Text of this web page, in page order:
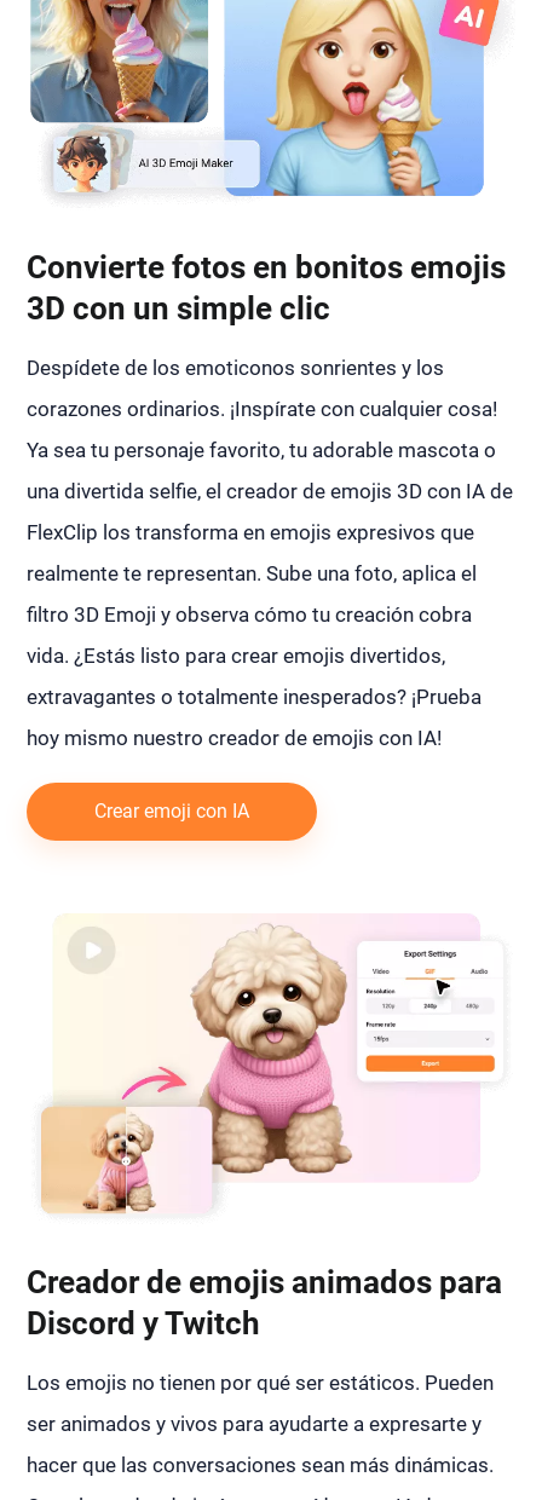
Convierte fotos en bonitos emojis
3D con un simple clic
Despídete de los emoticonos sonrientes y los
corazones ordinarios. ¡Inspírate con cualquier cosa!
Ya sea tu personaje favorito, tu adorable mascota o
una divertida selfie, el creador de emojis 3D con IA de
FlexClip los transforma en emojis expresivos que
realmente te representan. Sube una foto, aplica el
filtro 3D Emoji y observa cómo tu creación cobra
vida. ¿Estás listo para crear emojis divertidos,
extravagantes o totalmente inesperados? ¡Prueba
hoy mismo nuestro creador de emojis con IA!
Crear emoji con IA
Creador de emojis animados para
Discord y Twitch
Los emojis no tienen por qué ser estáticos. Pueden
ser animados y vivos para ayudarte a expresarte y
hacer que las conversaciones sean más dinámicas.